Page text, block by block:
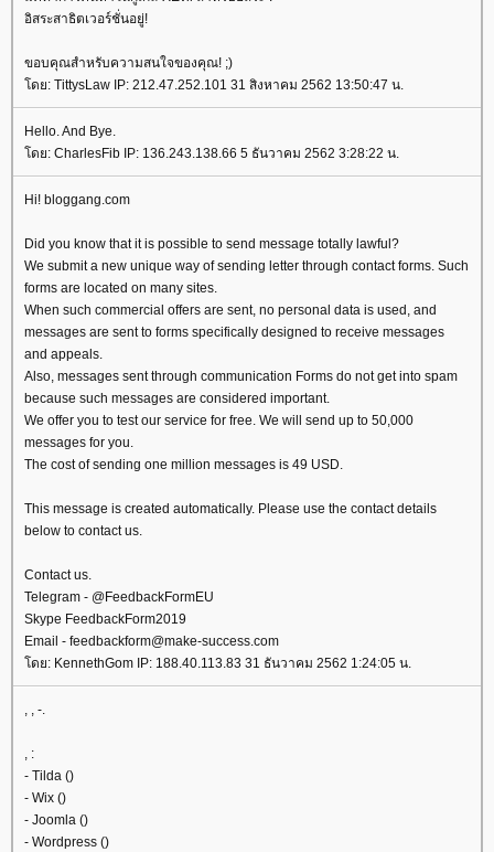
อิสระสาธิตเวอร์ชั่นอยู่!
ขอบคุณสำหรับความสนใจของคุณ! ;)
ดย: TittysLaw IP: 212.47.252.101 31 สิงหาคม 2562 13:50:47 น.
Hello. And Bye.
ดย: CharlesFib IP: 136.243.138.66 5 ธันวาคม 2562 3:28:22 น.
Hi! bloggang.com
Did you know that it is possible to send message totally lawful?
We submit a new unique way of sending letter through contact forms. Such
forms are located on many sites.
When such commercial offers are sent, no personal data is used, and
messages are sent to forms specifically designed to receive messages
and appeals.
Also, messages sent through communication Forms do not get into spam
because such messages are considered important.
We offer you to test our service for free. We will send up to 50,000
messages for you.
The cost of sending one million messages is 49 USD.
This message is created automatically. Please use the contact details
below to contact us.
Contact us.
Telegram - @FeedbackFormEU
Skype FeedbackForm2019
Email - feedbackform@make-success.com
ดย: KennethGom IP: 188.40.113.83 31 ธันวาคม 2562 1:24:05 น.
, , -.
, :
- Tilda ()
- Wix ()
- Joomla ()
- Wordpress ()